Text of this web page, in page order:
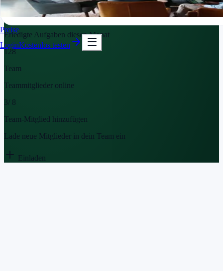
In Minuten startklar
Kostenlos testen
Preise
LoginKostenlos testen
Getrackte Tasks
Erledigte Aufgaben diesen Monat
128
Team
Teammitglieder online
3/ 8
Team-Mitglied hinzufügen
Lade neue Mitglieder in dein Team ein
Einladen